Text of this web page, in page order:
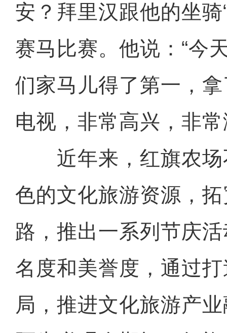
安？拜里汉跟他的坐骑
赛马比赛。他说：“今
们家马儿得了第一，
电视，非常高兴，非常
近年来，红旗农场
色的文化旅游资源，
路，推出一系列节庆
名度和美誉度，通过
局，推进文化旅游产